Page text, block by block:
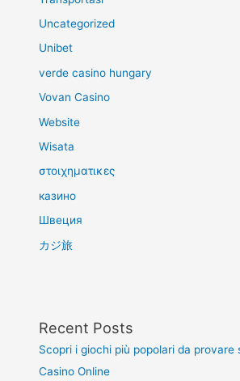
Uncategorized
Unibet
verde casino hungary
Vovan Casino
Website
Wisata
στοιχηματικες
казино
Швеция
カジ旅
Recent Posts
Scopri i giochi più popolari da provare
Casino Online